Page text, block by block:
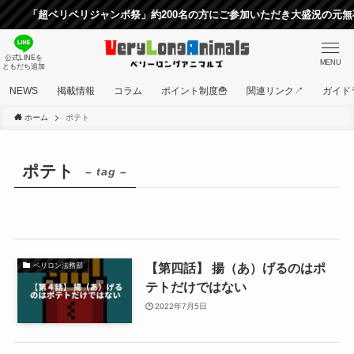
「超ベリベリジャンボ祭」約200名の方にご参加いただき大盛況の元無事
公式LINEを
ともだち追加
MENU
NEWS 掲載情報 コラム ポイント制度🍟 関連リンク↗ ガイド
ホーム ポテト
ポテト – tag –
ベリロン法務部
【第四話】 揚（あ）げるのはポ
テトだけではない
2022年7月5日